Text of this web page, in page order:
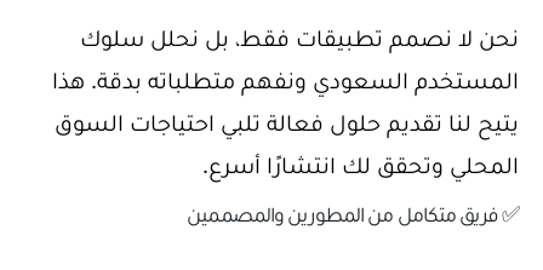
نحن لا نصمم تطبيقات فقط، بل نحلل سلوك
المستخدم السعودي ونفهم متطلباته بدقة. هذا
يتيح لنا تقديم حلول فعالة تلبي احتياجات السوق
المحلي وتحقق لك انتشارًا أسرع.
✅ فريق متكامل من المطورين والمصممين